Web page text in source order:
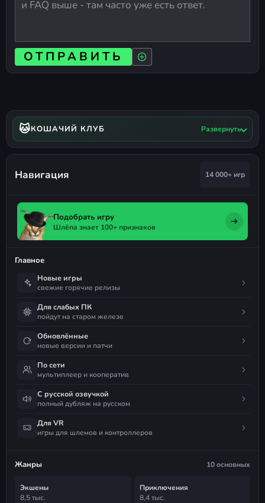
ОТПРАВИТЬ
🐱КОШАЧИЙ КЛУБ Развернуть
Навигация 14 000+ игр
Подобрать игру
Шлёпа знает 100+ признаков
Главное
Новые игры
свежие горячие релизы
Для слабых ПК
пойдут на старом железе
Обновлённые
новые версии и патчи
По сети
мультиплеер и кооператив
С русской озвучкой
полный дубляж на русском
Для VR
игры для шлемов и контроллеров
Жанры 10 основных
Экшены
8,5 тыс.
Приключения
8,4 тыс.